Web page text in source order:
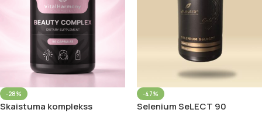
-28%
Skaistuma komplekss
-47%
Selenium SeLECT 90